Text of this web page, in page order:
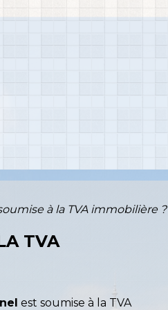
à la TVA immobilière ?
TVA
est soumise à la TVA